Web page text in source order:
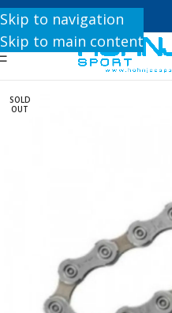
Skip to navigation
Skip to main content
+385 1 8896 200
SOLD
OUT